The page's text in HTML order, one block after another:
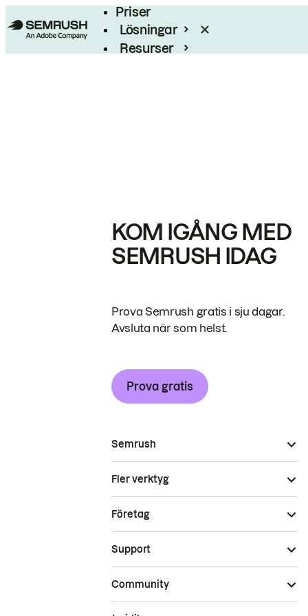
Priser
Lösningar
Resurser
KOM IGÅNG MED
SEMRUSH IDAG
Prova Semrush gratis i sju dagar.
Avsluta när som helst.
Prova gratis
Semrush
Fler verktyg
Företag
Support
Community